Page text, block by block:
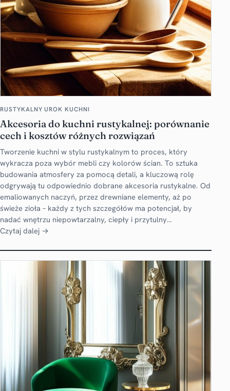
RUSTYKALNY UROK KUCHNI
Akcesoria do kuchni rustykalnej: porównanie
cech i kosztów różnych rozwiązań
Tworzenie kuchni w stylu rustykalnym to proces, który
wykracza poza wybór mebli czy kolorów ścian. To sztuka
budowania atmosfery za pomocą detali, a kluczową rolę
odgrywają tu odpowiednio dobrane akcesoria rustykalne. Od
emaliowanych naczyń, przez drewniane elementy, aż po
świeże zioła – każdy z tych szczegółów ma potencjał, by
nadać wnętrzu niepowtarzalny, ciepły i przytulny…
Czytaj dalej →